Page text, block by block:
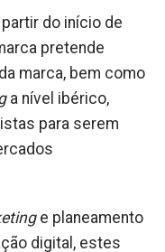
do início de
pretende
marca, bem como
a nível ibérico,
para serem
e planeamento
digital, estes